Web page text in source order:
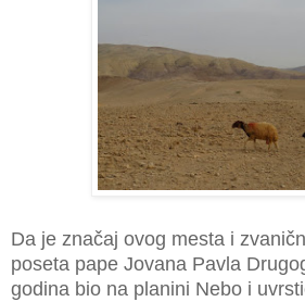
Da je značaj ovog mesta i
poseta pape Jovana Pavla
godina bio na planini Nebo i